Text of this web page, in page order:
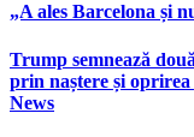
„A ales Barcelona și
Trump semnează
prin naștere și
News